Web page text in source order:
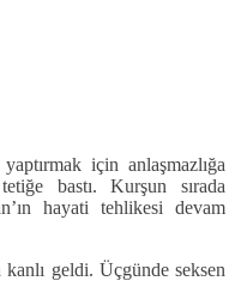
için anlaşmazlığa
bastı. Kurşun sırada
hayati tehlikesi devam
geldi. Üçgünde seksen